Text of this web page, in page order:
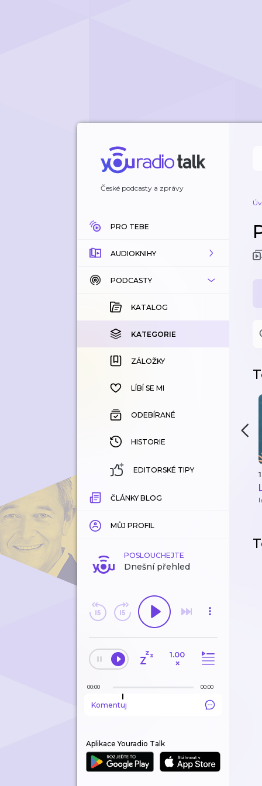
České podcasty a zprávy
PRO TEBE
AUDIOKNIHY
KATALOG
KOUPENÉ
KATEGORIE
ZÁLOŽKY
HISTORIE
PODCASTY
KATALOG
KATEGORIE
ZÁLOŽKY
LÍBÍ SE MI
ODEBÍRANÉ
HISTORIE
EDITORSKÉ TIPY
ČLÁNKY BLOG
MŮJ PROFIL
POSLOUCHEJTE
Dnešní přehled
1.00
×
00:00 00:00
Komentuj
Aplikace Youradio Talk